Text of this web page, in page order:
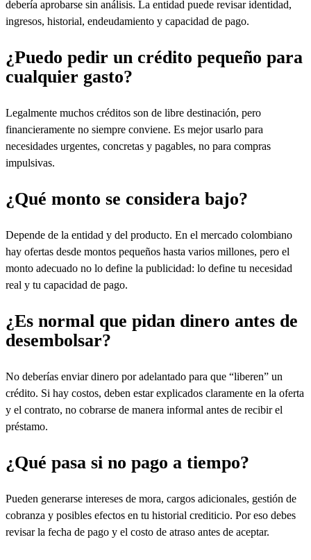
debería aprobarse sin análisis. La entidad puede revisar identidad,
ingresos, historial, endeudamiento y capacidad de pago.
¿Puedo pedir un crédito pequeño para
cualquier gasto?
Legalmente muchos créditos son de libre destinación, pero
financieramente no siempre conviene. Es mejor usarlo para
necesidades urgentes, concretas y pagables, no para compras
impulsivas.
¿Qué monto se considera bajo?
Depende de la entidad y del producto. En el mercado colombiano
hay ofertas desde montos pequeños hasta varios millones, pero el
monto adecuado no lo define la publicidad: lo define tu necesidad
real y tu capacidad de pago.
¿Es normal que pidan dinero antes de
desembolsar?
No deberías enviar dinero por adelantado para que “liberen” un
crédito. Si hay costos, deben estar explicados claramente en la oferta
y el contrato, no cobrarse de manera informal antes de recibir el
préstamo.
¿Qué pasa si no pago a tiempo?
Pueden generarse intereses de mora, cargos adicionales, gestión de
cobranza y posibles efectos en tu historial crediticio. Por eso debes
revisar la fecha de pago y el costo de atraso antes de aceptar.